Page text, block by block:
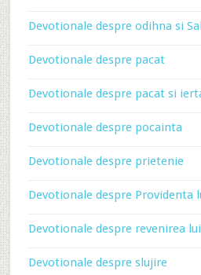
Devotionale despre odihna si
Devotionale despre pacat
Devotionale despre pacat si
Devotionale despre pocainta
Devotionale despre prietenie
Devotionale despre Providenta
Devotionale despre revenirea
Devotionale despre slujire